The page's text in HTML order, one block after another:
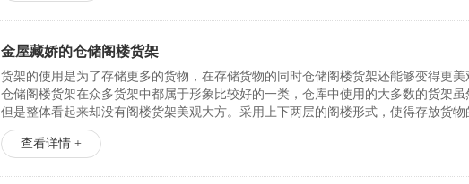
金屋藏娇的仓储阁楼货架
货架的使用是为了存储更多的货物，在存储货物的同时仓储阁楼货架还能够变得更美
仓储阁楼货架在众多货架中都属于形象比较好的一类，仓库中使用的大多数的货架虽
但是整体看起来却没有阁楼货架美观大方。采用上下两层的阁楼形式，使得存放货
储...
查看详情 +